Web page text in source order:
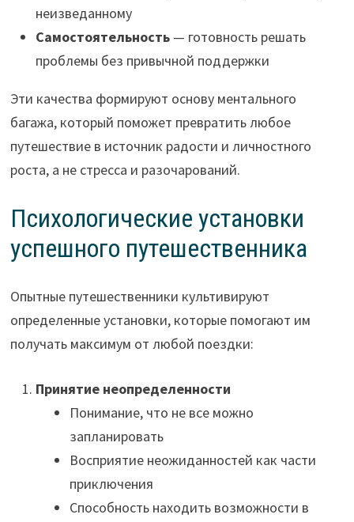
неизведанному
Самостоятельность— готовность решать
проблемы без привычной поддержки
Эти качества формируют основу ментального
багажа, который поможет превратить любое
путешествие в источник радости и личностного
роста, а не стресса и разочарований.
Психологические установки
успешного путешественника
Опытные путешественники культивируют
определенные установки, которые помогают им
получать максимум от любой поездки:
Принятие неопределенности
Понимание, что не все можно
запланировать
Восприятие неожиданностей как части
приключения
Способность находить возможности в